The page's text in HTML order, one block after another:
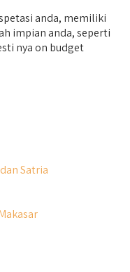
anda, memiliki
impian anda, seperti
nya on budget
Satria